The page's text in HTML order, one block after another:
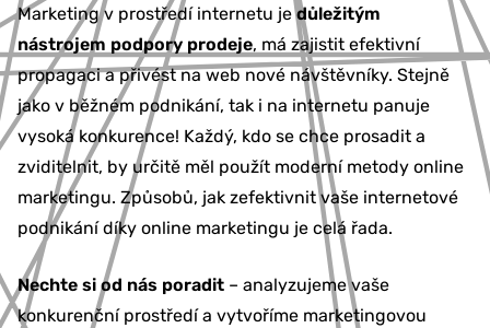
Marketing v prostředí internetu jedůležitým
nástrojem podpory prodeje, má zajistit efektivní
propagaci a přivést na web nové návštěvníky. Stejně
jako v běžném podnikání, tak i na internetu panuje
vysoká konkurence! Každý, kdo se chce prosadit a
zviditelnit, by určitě měl použít moderní metody online
marketingu. Způsobů, jak zefektivnit vaše internetové
podnikání díky online marketingu je celá řada.
Nechte si od nás poradit – analyzujeme vaše
konkurenční prostředí a vytvoříme marketingovou